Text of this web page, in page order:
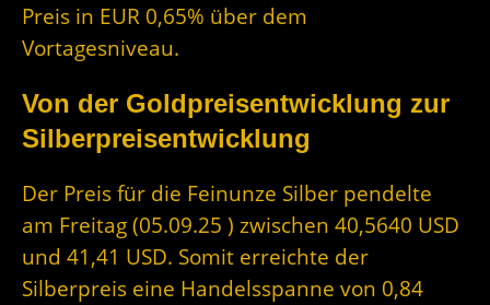
Preis in EUR 0,65% über dem
Vortagesniveau.
Von der Goldpreisentwicklung zur
Silberpreisentwicklung
Der Preis für die Feinunze Silber pendelte
am Freitag (05.09.25 ) zwischen 40,5640 USD
und 41,41 USD. Somit erreichte der
Silberpreis eine Handelsspanne von 0,84